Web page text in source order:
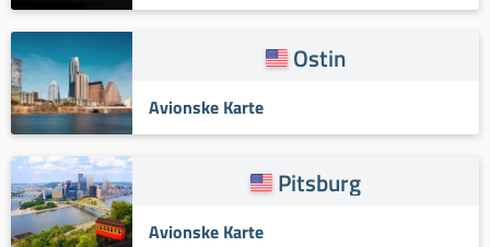
Ostin
Avionske Karte
Pitsburg
Avionske Karte